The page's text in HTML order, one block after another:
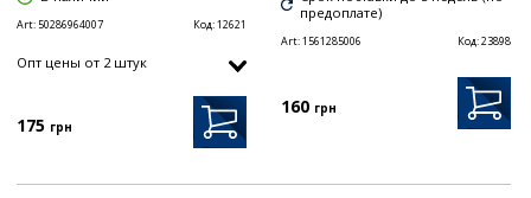
Art: 50286964007 Код:12621
Опт цены от 2 штук
175 грн
предоплате)
Art:1561285006 Код:23898
160 грн